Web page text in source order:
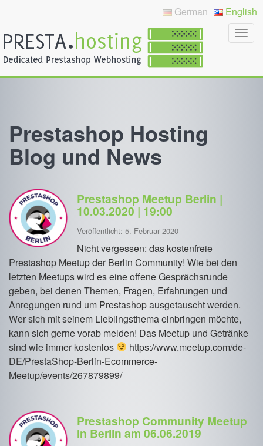
German English
Prestashop Hosting
Blog und News
Prestashop Meetup Berlin |
10.03.2020 | 19:00
Veröffentlicht: 5. Februar 2020
Nicht vergessen: das kostenfreie
Prestashop Meetup der Berlin Community! Wie bei den
letzten Meetups wird es eine offene Gesprächsrunde
geben, bei denen Themen, Fragen, Erfahrungen und
Anregungen rund um Prestashop ausgetauscht werden.
Wer sich mit seinem Lieblingsthema einbringen möchte,
kann sich gerne vorab melden! Das Meetup und Getränke
sind wie immer kostenlos
https://www.meetup.com/de-
DE/PrestaShop-Berlin-Ecommerce-
Meetup/events/267879899/
Prestashop Community Meetup
in Berlin am 06.06.2019